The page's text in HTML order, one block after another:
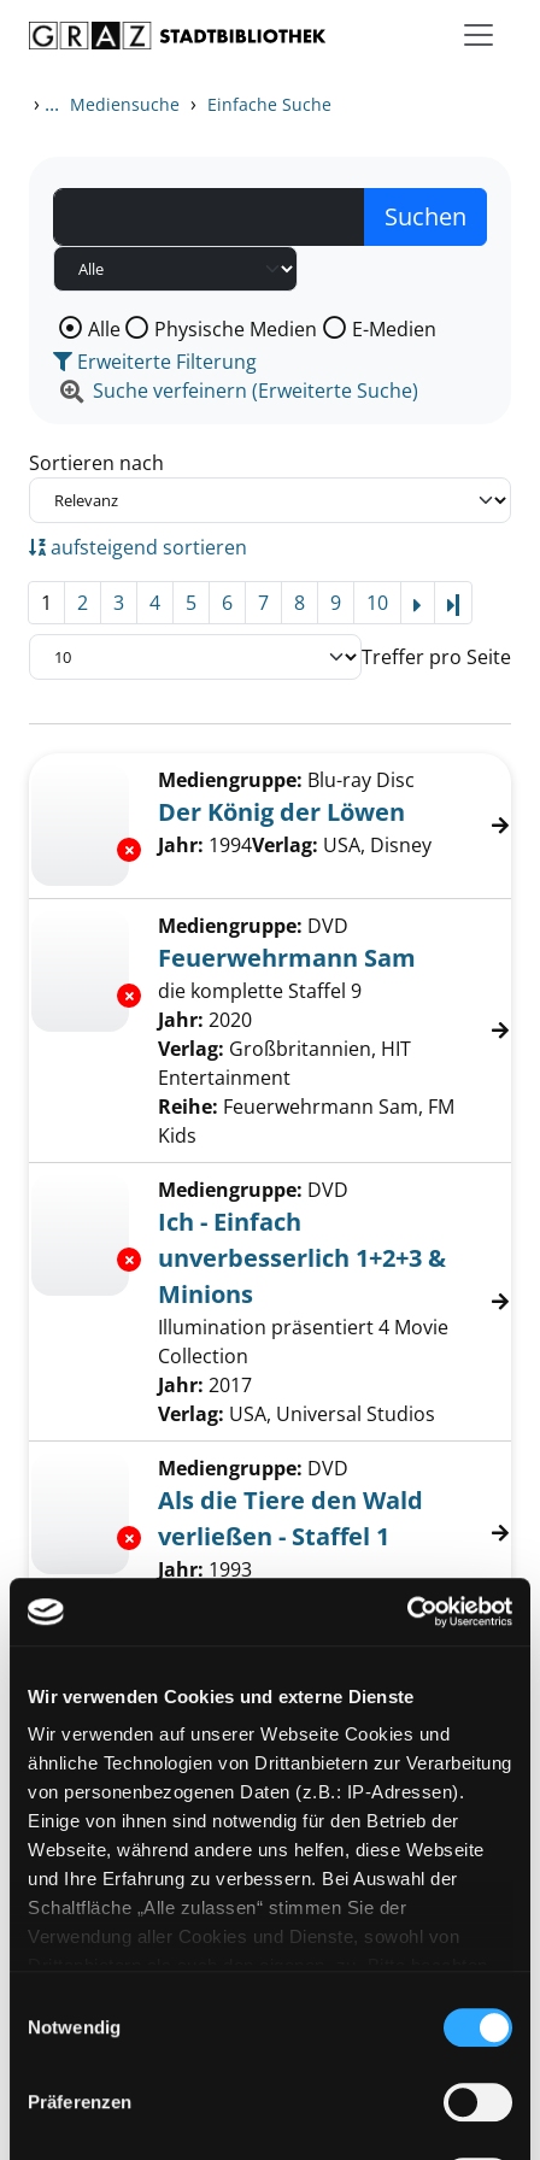
Wir verwenden Cookies und externe Dienste
Wir verwenden auf unserer Webseite Cookies und
ähnliche Technologien von Drittanbietern zur Verarbeitung
von personenbezogenen Daten (z.B.: IP-Adressen).
Einige von ihnen sind notwendig für den Betrieb der
Webseite, während andere uns helfen, diese Webseite
und Ihre Erfahrung zu verbessern. Bei Auswahl der
Schaltfläche „Alle zulassen“ stimmen Sie der
Verwendung aller Cookies und Dienste, sowohl von
Cookies von Drittanbietern, eine Verarbeitung in
unsicheren Drittländern (Länder außerhalb des EWR
ohne adäquates Datenschutzniveau) stattfinden kann. In
diesem Zusammenhang können aktuell Risiken für
Notwendig
Präferenzen
› ... Mediensuche › Einfache Suche
Wählen Sie die Medienart nach der Sie suchen wollen.
Alle Physische Medien
E-Medien
Erweiterte Filterung
Suche verfeinern (Erweiterte Suche)
Sortieren nach
aufsteigend sortieren
1 2 3 4 5 6 7 8 9 10
Treffer pro Seite
Zu den Suchfiltern springen
Exemplar-Details von Der König der Löwen
Mediengruppe: Blu-ray Disc
Der König der Löwen
Suche nach diesem Verfasser
Jahr: 1994Verlag: USA, Disney
Exemplar-Details von Feuerwehrmann Sam
Mediengruppe: DVD
Feuerwehrmann Sam
die komplette Staffel 9
Suche nach diesem Verfasser
Jahr: 2020
Verlag: Großbritannien, HIT
Entertainment
Reihe: Feuerwehrmann Sam, FM
Kids
Exemplar-Details von Ich - Einfach
Mediengruppe: DVD
Ich - Einfach
unverbesserlich 1+2+3 &
Minions
Illumination präsentiert 4 Movie
Collection
Suche nach diesem Verfasser
Jahr: 2017
Verlag: USA, Universal Studios
Exemplar-Details von Als die Tiere den Wald
Mediengruppe: DVD
Als die Tiere den Wald
verließen - Staffel 1
Suche nach diesem Verfasser
Jahr: 1993
Großbritannien, Pidax
Exemplar-Details von Boats anzeigen
Boats
Suche nach diesem Verfasser
Jahr:2015
Verlag:Norwegen, EuroVideo
Exemplar-Details von Unsere Ferien auf
Mediengruppe:DVD
Unsere Ferien auf
Saltkrokan (Komplette
Serie)
Exemplar-Details von Miraculous - Staffel 1